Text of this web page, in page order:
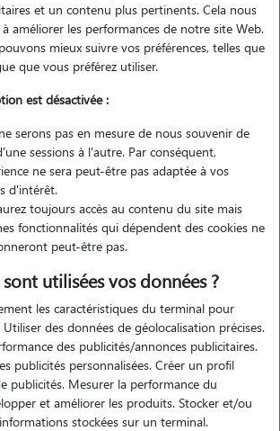
tiphaine j'ai 31 ans je suis maman d'un petit
plusieurs semaines de vacances dû à mon ancien
de temps libre je suis habitué des animaux
je peux m'occuper de vos animaux à votre
et un contenu plus pertinents. Cela nous
améliorer les performances de notre site Web.
mieux suivre vos préférences, telles que
que vous préférez utiliser.
est désactivée :
serons pas en mesure de nous souvenir de
sessions à l'autre. Par conséquent,
ne sera peut-être pas adaptée à vos
d'intérêt.
toujours accès au contenu du site mais
fonctionnalités qui dépendent des cookies ne
peut-être pas.
utilisées vos données ?
les caractéristiques du terminal pour
des données de géolocalisation précises.
des publicités/annonces publicitaires.
publicités personnalisées. Créer un profil
publicités. Mesurer la performance du
et améliorer les produits. Stocker et/ou
stockées sur un terminal.